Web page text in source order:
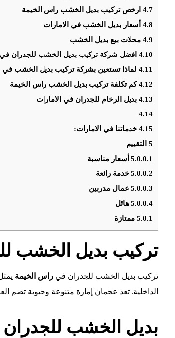
4.7ارخص تركيب بديل الخشب راس الخيمة
4.8أسعار بديل الخشب في الامارات
4.9محلات بيع بديل الخشب
4.10افضل شركة تركيب بديل الخشب للجدران
4.11لماذا تستعين بشركة تركيب بديل الخشب في
4.12كم تكلفة تركيب بديل الخشب راس الخيمة
4.13بديل الرخام للجدران في الامارات
4.14
4.15خدماتنا في الامارات:
5التقييم
5.0.0.1أسعار مناسبة
5.0.0.2خدمة رائعة
5.0.0.3عمال مدربين
5.0.0.4هائل
5.0.1ممتازة
تركيب بديل الخشب
تركيب بديل الخشب للجدران في راس الخيمة
الداخلية. تعد عجمان إمارة متنوعة وحيوية تضم
بديل الخشب